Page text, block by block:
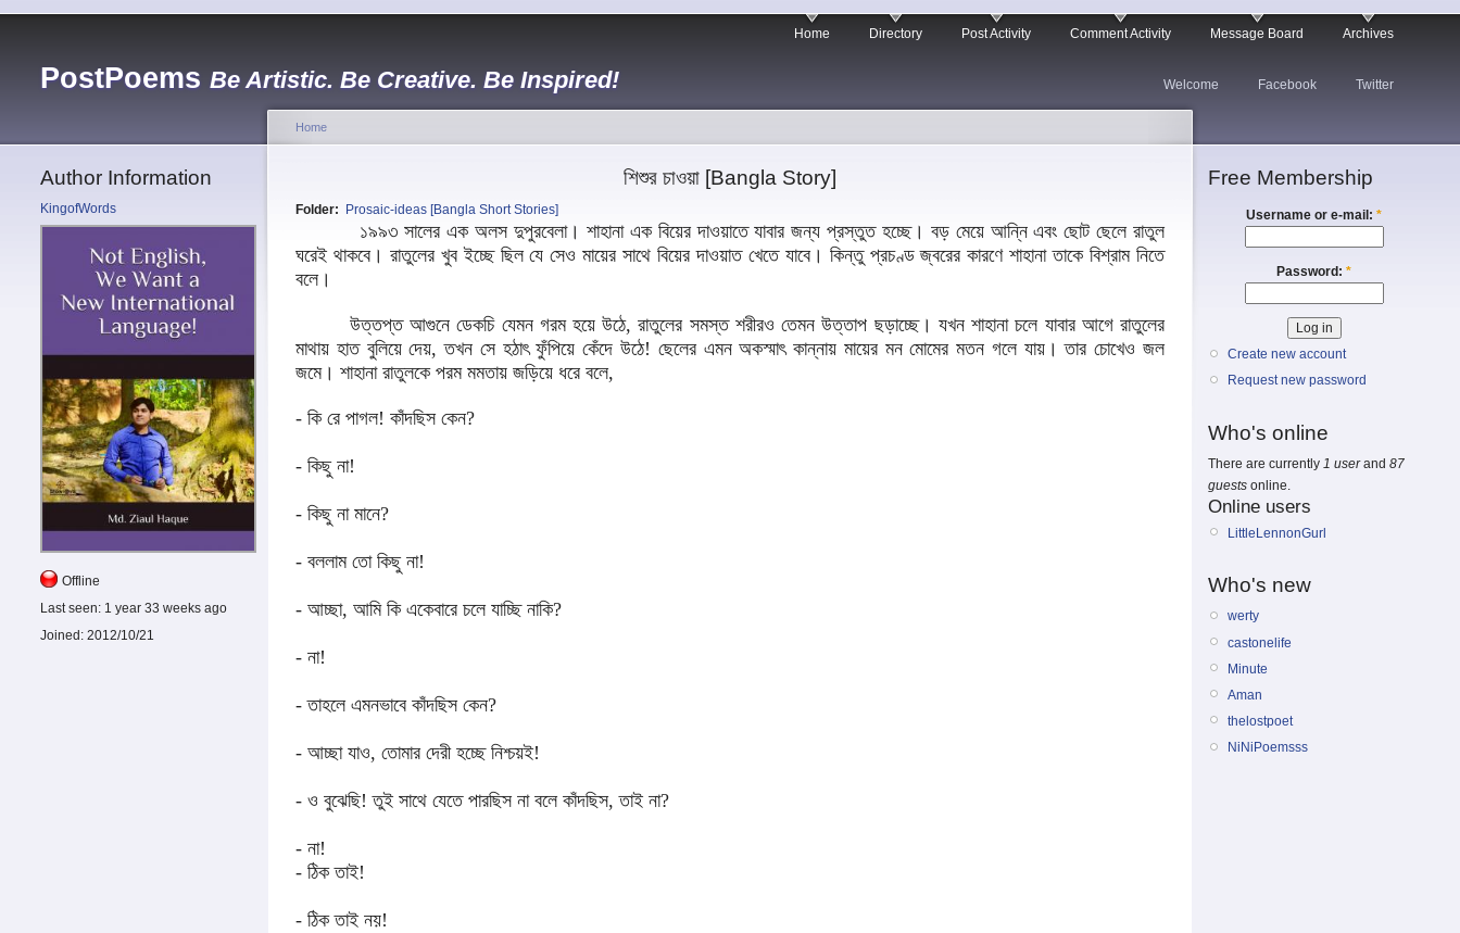
PostPoems Be Artistic. Be Creative. Be Inspired!
Home Directory Post Activity Comment Activity Message Board Archives
Welcome Facebook Twitter
Author Information
KingofWords
Offline
Last seen: 1 year 33 weeks ago
Joined: 2012/10/21
Home
শিশুর চাওয়া [Bangla Story]
Folder: Prosaic-ideas [Bangla Short Stories]
১৯৯৩ সালের এক অলস দুপুরবেলা। শাহানা এক বিয়ের দাওয়াতে যাবার জন্য প্রস্তুত হচ্ছে। বড় মেয়ে আন্নি এবং ছোট ছেলে রাতুল
ঘরেই থাকবে। রাতুলের খুব ইচ্ছে ছিল যে সেও মায়ের সাথে বিয়ের দাওয়াত খেতে যাবে। কিন্তু প্রচণ্ড জ্বরের কারণে শাহানা তাকে বিশ্রাম নিতে
বলে।
উত্তপ্ত আগুনে ডেকচি যেমন গরম হয়ে উঠে, রাতুলের সমস্ত শরীরও তেমন উত্তাপ ছড়াচ্ছে। যখন শাহানা চলে যাবার আগে রাতুলের
মাথায় হাত বুলিয়ে দেয়, তখন সে হঠাৎ ফুঁপিয়ে কেঁদে উঠে! ছেলের এমন অকস্মাৎ কান্নায় মায়ের মন মোমের মতন গলে যায়। তার চোখেও জল
জমে। শাহানা রাতুলকে পরম মমতায় জড়িয়ে ধরে বলে,
- কি রে পাগল! কাঁদছিস কেন?
- কিছু না!
- কিছু না মানে?
- বললাম তো কিছু না!
- আচ্ছা, আমি কি একেবারে চলে যাচ্ছি নাকি?
- না!
- তাহলে এমনভাবে কাঁদছিস কেন?
- আচ্ছা যাও, তোমার দেরী হচ্ছে নিশ্চয়ই!
- ও বুঝেছি! তুই সাথে যেতে পারছিস না বলে কাঁদছিস, তাই না?
- না!
- ঠিক তাই!
- ঠিক তাই নয়!
Free Membership
Username or e-mail: *
Password: *
Create new account
Request new password
Who's online
There are currently 1 userand 87
guests online.
Online users
LittleLennonGurl
Who's new
werty
castonelife
Minute
Aman
thelostpoet
NiNiPoemsss